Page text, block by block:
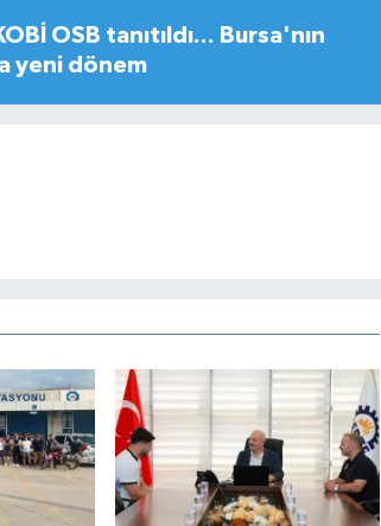
OSB tanıtıldı... Bursa'nın
yeni dönem